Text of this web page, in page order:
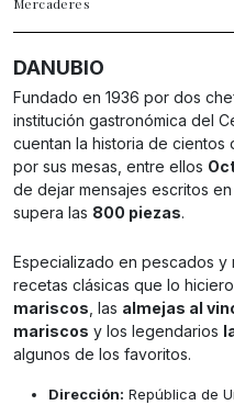
Mercaderes
DANUBIO
Fundado en 1936 por dos
institución gastronómica del
cuentan la historia de
por sus mesas, entre ellos
de dejar mensajes escritos
supera las 800 piezas.
Especializado en pescados y
recetas clásicas que lo
mariscos , las almejas al
mariscos y los legendarios
algunos de los favoritos.
Dirección: República de